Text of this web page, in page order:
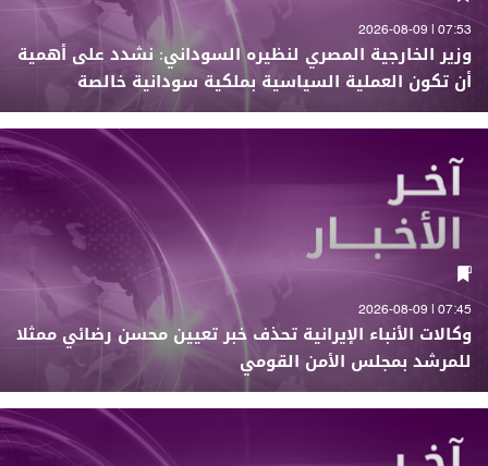
07:53 | 2026-08-09
وزير الخارجية المصري لنظيره السوداني: نشدد على أهمية
أن تكون العملية السياسية بملكية سودانية خالصة
07:45 | 2026-08-09
وكالات الأنباء الإيرانية تحذف خبر تعيين محسن رضائي ممثلا
للمرشد بمجلس الأمن القومي